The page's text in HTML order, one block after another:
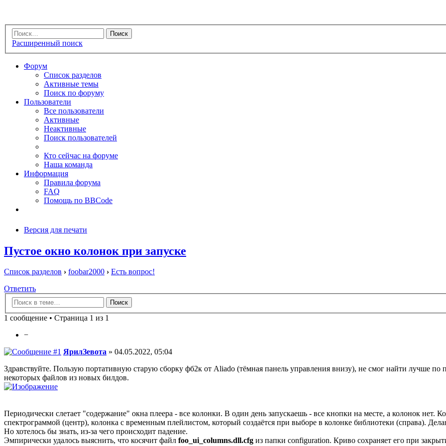
Расширенный поиск
Форум
Список разделов
Активные темы
Поиск по форуму
Пользователи
Все пользователи
Активные
Неактивные
Поиск пользователей
Кто сейчас на форуме
Наша команда
Информация
Правила форума
FAQ
Помощь по BBCode
Версия для печати
Пустое окно колонок при запуске
Список разделов › foobar2000 › Есть вопрос!
Ответить
1 сообщение • Страница 1 из 1
−
ЯрилЗевота » 04.05.2022, 05:04
Здравствуйте. Пользую портативную старую сборку фб2к от Aliado (тёмная панель управления внизу), не смог найти лучше по
некоторых файлов из новых билдов.
Периодически слетает "содержание" окна плеера - все колонки. В один день запускаешь - все кнопки на месте, а колонок нет.
спектрограммой (центр), колонка с временным плейлистом, который создаётся при выборе в колонке библиотеки (справа).
Но хотелось бы знать, из-за чего происходит падение.
Эмпирически удалось выяснить, что косячит файл foo_ui_columns.dll.cfg из папки configuration. Криво сохраняет его при